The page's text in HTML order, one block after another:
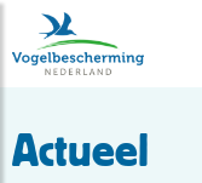
Actueel